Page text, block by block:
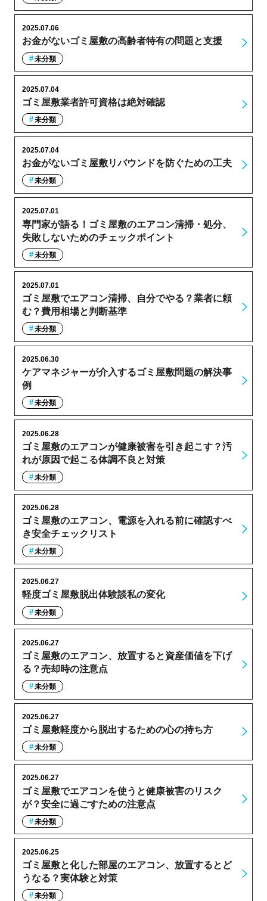
お金がないゴミ屋敷の高齢者特有の問題と支援
2025.07.06
未分類
ゴミ屋敷業者許可資格は絶対確認
2025.07.04
未分類
お金がないゴミ屋敷リバウンドを防ぐための工夫
2025.07.04
未分類
専門家が語る！ゴミ屋敷のエアコン清掃・処分、
失敗しないためのチェックポイント
2025.07.01
未分類
ゴミ屋敷でエアコン清掃、自分でやる？業者に頼
む？費用相場と判断基準
2025.07.01
未分類
ケアマネジャーが介入するゴミ屋敷問題の解決事
例
2025.06.30
未分類
ゴミ屋敷のエアコンが健康被害を引き起こす？汚
れが原因で起こる体調不良と対策
2025.06.28
未分類
ゴミ屋敷のエアコン、電源を入れる前に確認すべ
き安全チェックリスト
2025.06.28
未分類
軽度ゴミ屋敷脱出体験談私の変化
2025.06.27
未分類
ゴミ屋敷のエアコン、放置すると資産価値を下げ
る？売却時の注意点
2025.06.27
未分類
ゴミ屋敷軽度から脱出するための心の持ち方
2025.06.27
未分類
ゴミ屋敷でエアコンを使うと健康被害のリスク
が？安全に過ごすための注意点
2025.06.27
未分類
ゴミ屋敷と化した部屋のエアコン、放置するとど
うなる？実体験と対策
2025.06.25
未分類